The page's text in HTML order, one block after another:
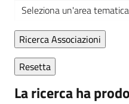
La ricerca ha